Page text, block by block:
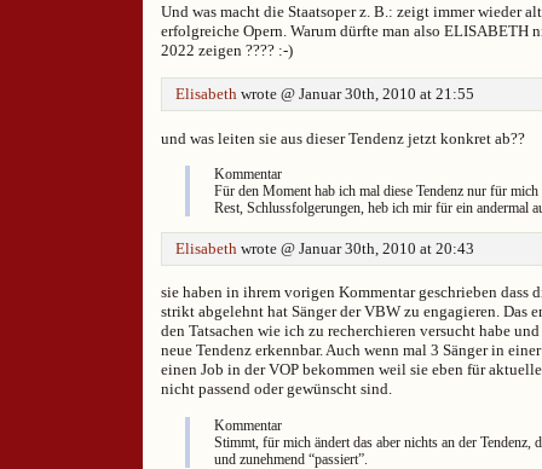
Und was macht die Staatsoper z. B.: zeigt immer wieder
erfolgreiche Opern. Warum dürfte man also ELISABETH
2022 zeigen ???? :-)
Elisabeth wrote @ Januar 30th, 2010 at 21:55
und was leiten sie aus dieser Tendenz jetzt konkret ab??
Kommentar
Für den Moment hab ich mal diese Tendenz nur für mich
Rest, Schlussfolgerungen, heb ich mir für ein andermal
Elisabeth wrote @ Januar 30th, 2010 at 20:43
sie haben in ihrem vorigen Kommentar geschrieben dass
strikt abgelehnt hat Sänger der VBW zu engagieren. Das
den Tatsachen wie ich zu recherchieren versucht habe
neue Tendenz erkennbar. Auch wenn mal 3 Sänger in
einen Job in der VOP bekommen weil sie eben für
nicht passend oder gewünscht sind.
Kommentar
Stimmt, für mich ändert das aber nichts an der Tendenz,
und zunehmend “passiert”.